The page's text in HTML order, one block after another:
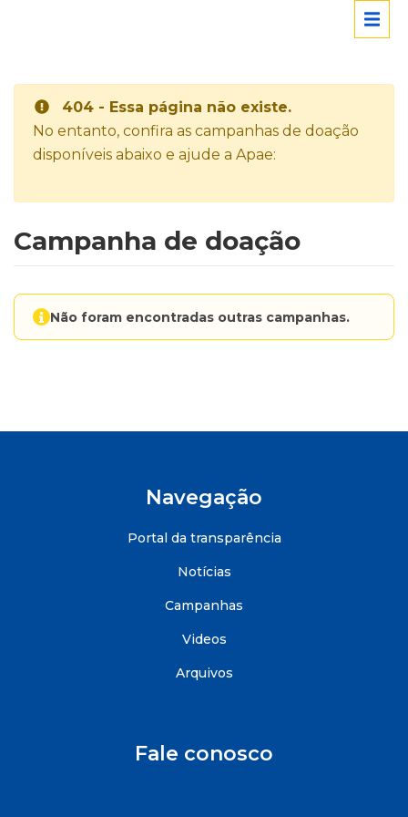
404 - Essa página não existe.
No entanto, confira as campanhas de doação
disponíveis abaixo e ajude a Apae:
Campanha de doação
Não foram encontradas outras campanhas.
Navegação
Portal da transparência
Notícias
Campanhas
Videos
Arquivos
Fale conosco